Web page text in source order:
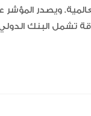
ويصدر
تشمل البنك